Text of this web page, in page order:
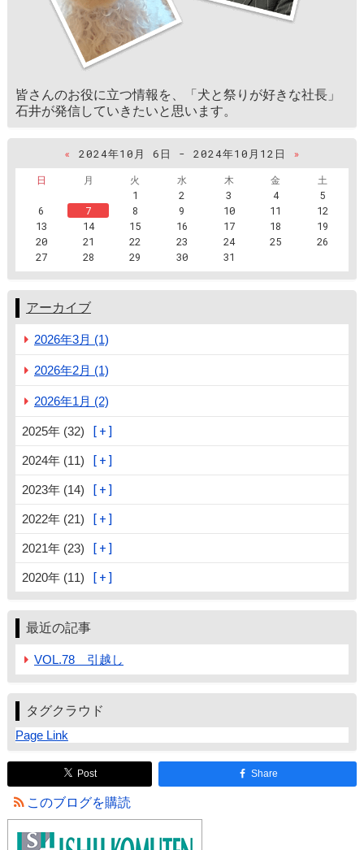
皆さんのお役に立つ情報を、「犬と祭りが好きな社長」
石井が発信していきたいと思います。
« 2024年10月 6日 - 2024年10月12日
»
日
月 火 水 木 金
土
1
2 3 4
5
6
7 8 9 10 11
12
13
14 15 16 17 18
19
20
21 22 23 24 25
26
27
28 29 30 31
アーカイブ
2026年3月 (1)
2026年2月 (1)
2026年1月 (2)
2025年 (32)
2024年 (11)
2023年 (14)
2022年 (21)
2021年 (23)
2020年 (11)
最近の記事
VOL.78 引越し
タグクラウド
Page Link
Post Share
このブログを購読